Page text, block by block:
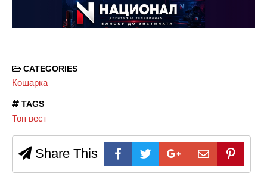
CATEGORIES
Кошарка
TAGS
Топ вест
Share This